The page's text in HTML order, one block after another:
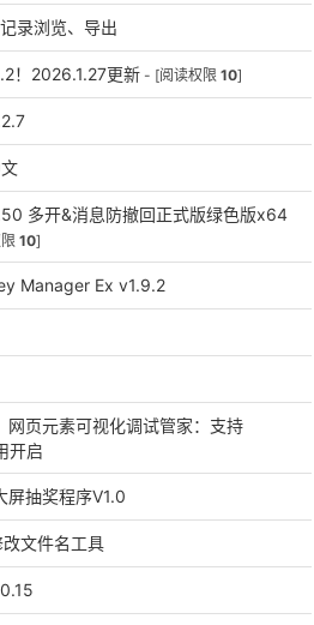
录浏览、导出
！2026.1.27更新 - [阅读权限 10]
多开&消息防撤回正式版绿色版x64
10]
Manager Ex v1.9.2
网页元素可视化调试管家：支持
开启
屏抽奖程序V1.0
文件名工具